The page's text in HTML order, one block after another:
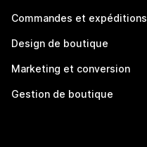
Commandes et expéditions
Design de boutique
Marketing et conversion
Gestion de boutique